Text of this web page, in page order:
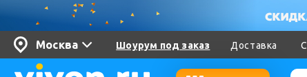
Москва Шоурум под заказ Доставка